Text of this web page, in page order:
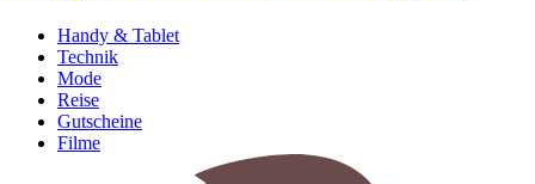
Handy & Tablet
Technik
Mode
Reise
Gutscheine
Filme